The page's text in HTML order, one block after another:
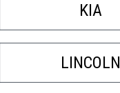
KIA
LINCOLN